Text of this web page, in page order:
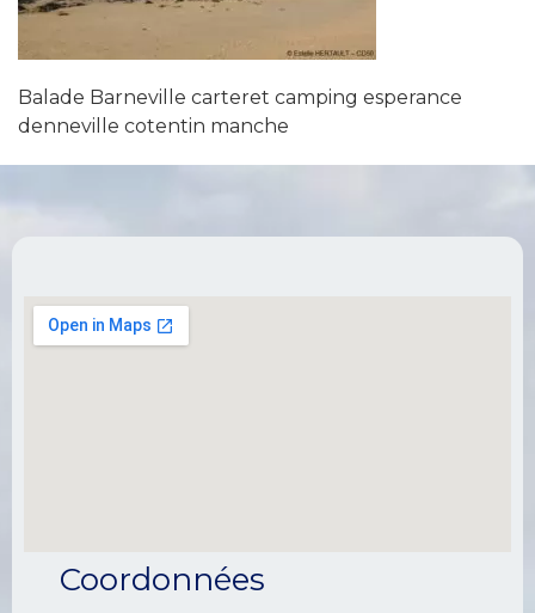
Balade Barneville carteret camping esperance
denneville cotentin manche
Coordonnées